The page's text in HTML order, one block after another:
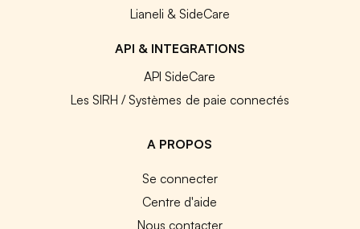
Lianeli & SideCare
API & INTEGRATIONS
API SideCare
Les SIRH / Systèmes de paie connectés
A PROPOS
Se connecter
Centre d'aide
Nous contacter